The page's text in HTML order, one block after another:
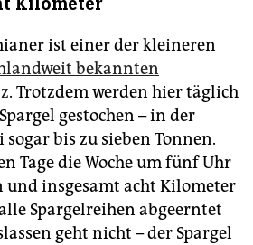
ist einer der kleineren
bekannten
. Trotzdem werden hier täglich
gestochen – in der
bis zu sieben Tonnen.
Tage die Woche um fünf Uhr
und insgesamt acht Kilometer
Spargelreihen abgeerntet
geht nicht – der Spargel